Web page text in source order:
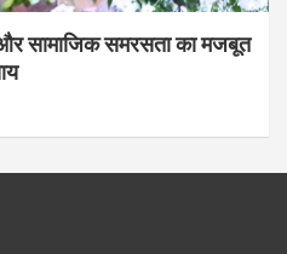
सामाजिक समरसता का मजबूत